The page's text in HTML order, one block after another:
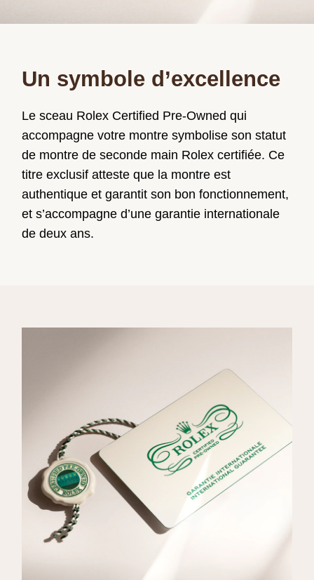
Un symbole d’excellence
Le sceau Rolex Certified Pre‑Owned qui
accompagne votre montre symbolise son statut
de montre de seconde main Rolex certifiée. Ce
titre exclusif atteste que la montre est
authentique et garantit son bon fonctionnement,
et s’accompagne d’une garantie internationale
de deux ans.